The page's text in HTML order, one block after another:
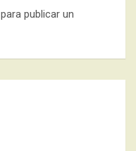
para publicar un